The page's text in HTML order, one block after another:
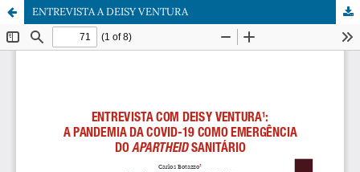
ENTREVISTA A DEISY VENTURA